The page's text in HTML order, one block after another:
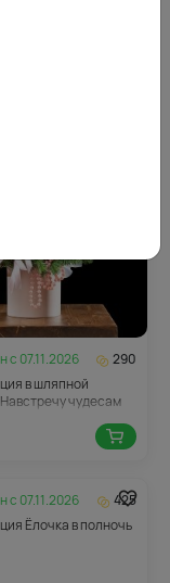
с 07.11.2026
290
в шляпной
чудесам
с 07.11.2026
425
Ёлочка в полночь